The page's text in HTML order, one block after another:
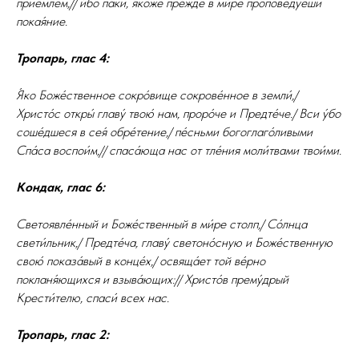
покая́ние.
Тропарь, глас 4:
Я́ко Боже́ственное сокро́вище сокрове́нное в земли́,/
Христо́с откры́ главу́ твою́ нам, проро́че и Предте́че./ Вси у́бо
соше́дшеся в сея́ обре́тение,/ пе́сньми богоглаго́ливыми
Спа́са воспои́м,// спаса́юща нас от тле́ния моли́твами твои́ми.
Кондак, глас 6:
Светоявле́нный и Боже́ственный в ми́ре столп,/ Со́лнца
свети́льник,/ Предте́ча, главу́ светоно́сную и Боже́ственную
свою́ показа́вый в конце́х,/ освяща́ет той ве́рно
покланя́ющихся и взыва́ющих:// Христо́в прему́дрый
Крести́телю, спаси́ всех нас.
Тропарь, глас 2: